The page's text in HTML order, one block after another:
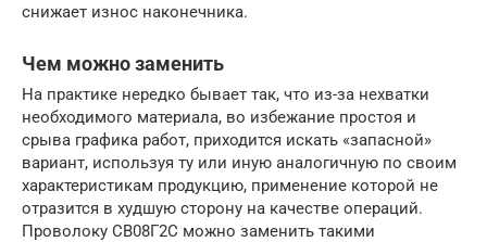
снижает износ наконечника.
Чем можно заменить
На практике нередко бывает так, что из-за нехватки
необходимого материала, во избежание простоя и
срыва графика работ, приходится искать «запасной»
вариант, используя ту или иную аналогичную по своим
характеристикам продукцию, применение которой не
отразится в худшую сторону на качестве операций.
Проволоку СВ08Г2С можно заменить такими